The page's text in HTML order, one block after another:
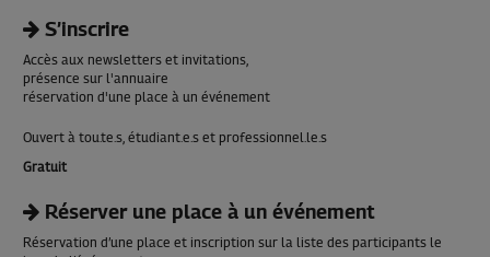
S’inscrire
Accès aux newsletters et invitations,
présence sur l'annuaire
réservation d'une place à un événement
Ouvert à tou.te.s, étudiant.e.s et professionnel.le.s
Gratuit
Réserver une place à un événement
Réservation d’une place et inscription sur la liste des participants le